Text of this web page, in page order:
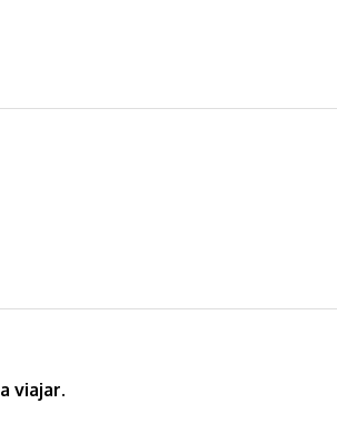
viajar.